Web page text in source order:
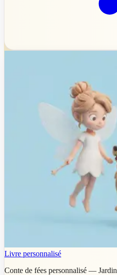
Livre personnalisé
Conte de fées personnalisé — Jardin